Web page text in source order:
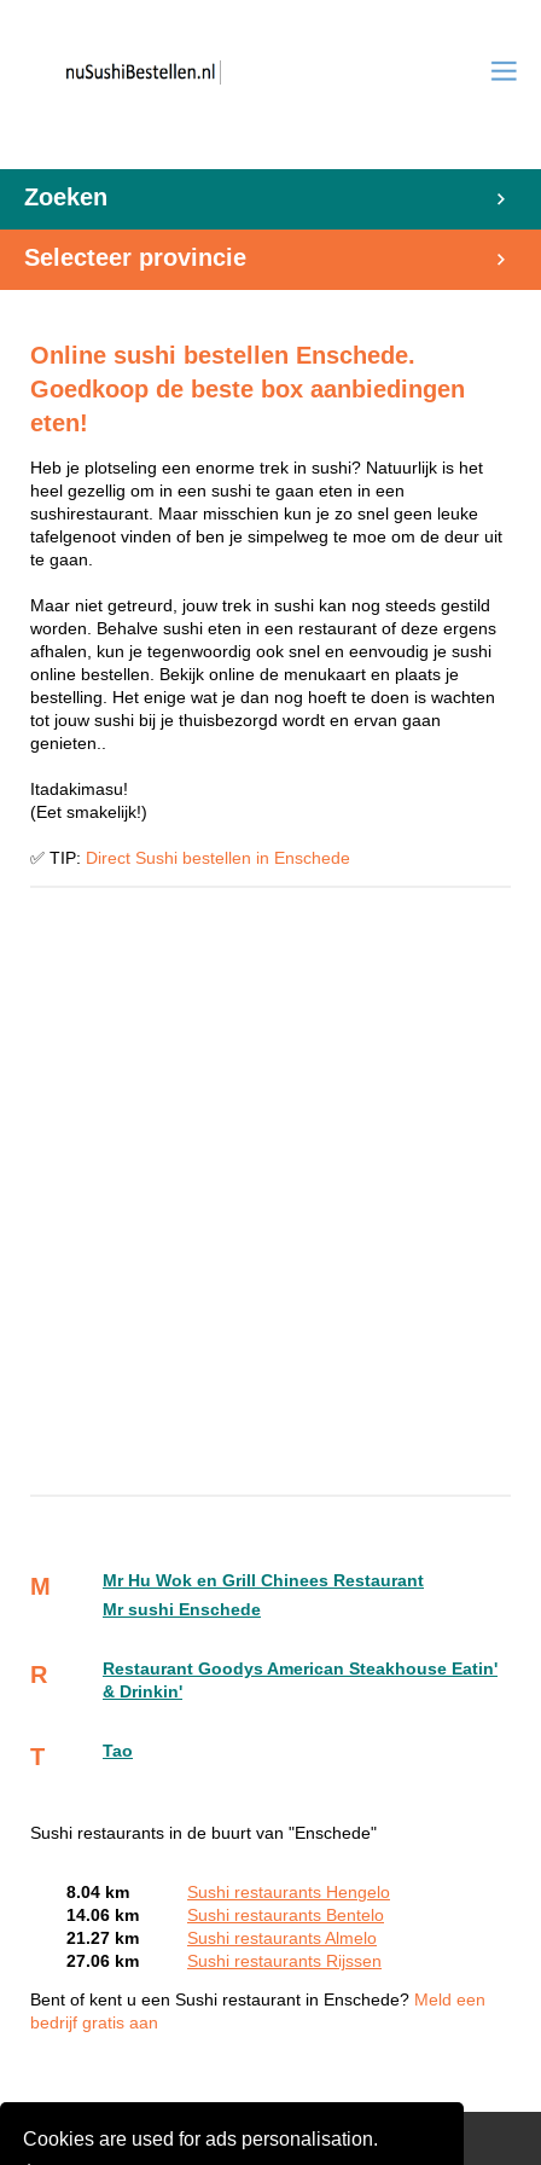
Cookies are used for ads personalisation.
Zoeken
Selecteer provincie
Online sushi bestellen Enschede.
Goedkoop de beste box aanbiedingen
eten!
Heb je plotseling een enorme trek in sushi? Natuurlijk is het
heel gezellig om in een sushi te gaan eten in een
sushirestaurant. Maar misschien kun je zo snel geen leuke
tafelgenoot vinden of ben je simpelweg te moe om de deur uit
te gaan.
Maar niet getreurd, jouw trek in sushi kan nog steeds gestild
worden. Behalve sushi eten in een restaurant of deze ergens
afhalen, kun je tegenwoordig ook snel en eenvoudig je sushi
online bestellen. Bekijk online de menukaart en plaats je
bestelling. Het enige wat je dan nog hoeft te doen is wachten
tot jouw sushi bij je thuisbezorgd wordt en ervan gaan
genieten..
Itadakimasu!
(Eet smakelijk!)
✅ TIP: Direct Sushi bestellen in Enschede
M
Mr Hu Wok en Grill Chinees Restaurant
Mr sushi Enschede
R
Restaurant Goodys American Steakhouse Eatin'
& Drinkin'
T Tao
Sushi restaurants in de buurt van "Enschede"
8.04 km
Sushi restaurants Hengelo
14.06 km
Sushi restaurants Bentelo
21.27 km
Sushi restaurants Almelo
27.06 km
Sushi restaurants Rijssen
Bent of kent u een Sushi restaurant in Enschede? Meld een
bedrijf gratis aan
Snackbar 🍟